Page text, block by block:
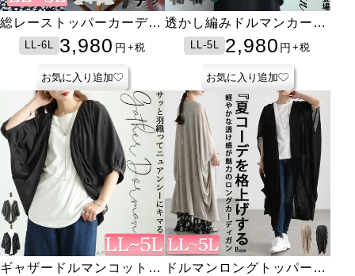
総レーストッパーカーディ
ガンLL-6L 3,980 円 +税
お気に入り追加
透かし編みドルマンカーデ
ィガンLL-5L 2,980 円 +税
お気に入り追加
ギャザードルマンコットン
ドルマンロングトッパーカ